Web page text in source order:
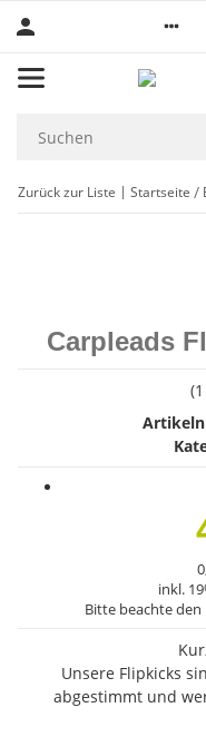
Zurück zur Liste Startseite
Carpleads
inkl.
Bitte beachte
Unsere Flipkicks
abgestimmt und